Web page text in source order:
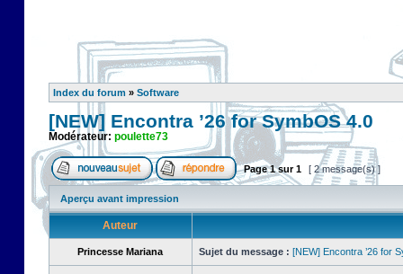
Index du forum » Software
[NEW] Encontra ’26 for SymbOS 4.0
Modérateur: poulette73
Page1sur1 [ 2 message(s) ]
Aperçu avant impression
Auteur
Princesse Mariana Sujet du message : [NEW] Encontra ’26 for